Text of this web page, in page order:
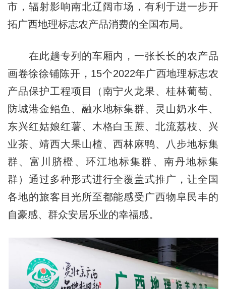
市，辐射影响南北辽阔市场，有利于进一步开
拓广西地理标志农产品消费的全国布局。
在此趟专列的车厢内，一张长长的农产品
画卷徐徐铺陈开，15个2022年广西地理标志农
产品保护工程项目（南宁火龙果、桂林葡萄、
防城港金鲳鱼、融水地标集群、灵山奶水牛、
东兴红姑娘红薯、木格白玉蔗、北流荔枝、兴
业茶、靖西大果山楂、西林麻鸭、八步地标集
群、富川脐橙、环江地标集群、南丹地标集
群）通过多种形式进行全覆盖式推广，让全国
各地的旅客目光所至都能感受广西物阜民丰的
自豪感、群众安居乐业的幸福感。